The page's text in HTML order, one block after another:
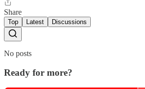
Share
Top Latest Discussions
No posts
Ready for more?